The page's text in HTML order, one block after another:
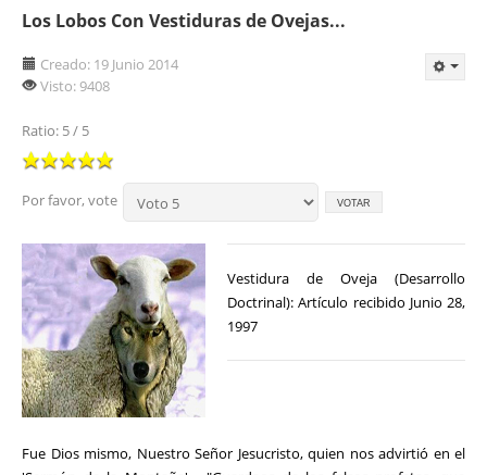
Los Lobos Con Vestiduras de Ovejas...
Creado: 19 Junio 2014
Visto: 9408
Ratio: 5 / 5
Por favor, vote
Vestidura de Oveja (Desarrollo
Doctrinal): Artículo recibido Junio 28,
1997
Fue Dios mismo, Nuestro Señor Jesucristo, quien nos advirtió en el